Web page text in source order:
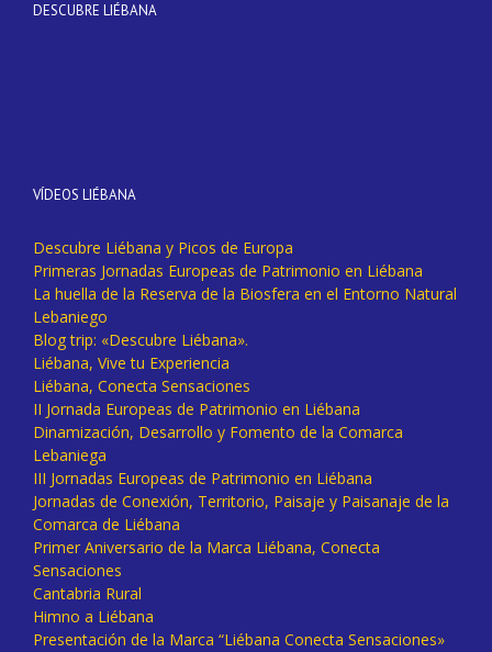
DESCUBRE LIÉBANA
VÍDEOS LIÉBANA
Descubre Liébana y Picos de Europa
Primeras Jornadas Europeas de Patrimonio en Liébana
La huella de la Reserva de la Biosfera en el Entorno Natural
Lebaniego
Blog trip: «Descubre Liébana».
Liébana, Vive tu Experiencia
Liébana, Conecta Sensaciones
II Jornada Europeas de Patrimonio en Liébana
Dinamización, Desarrollo y Fomento de la Comarca
Lebaniega
III Jornadas Europeas de Patrimonio en Liébana
Jornadas de Conexión, Territorio, Paisaje y Paisanaje de la
Comarca de Liébana
Primer Aniversario de la Marca Liébana, Conecta
Sensaciones
Cantabria Rural
Himno a Liébana
Presentación de la Marca “Liébana Conecta Sensaciones»